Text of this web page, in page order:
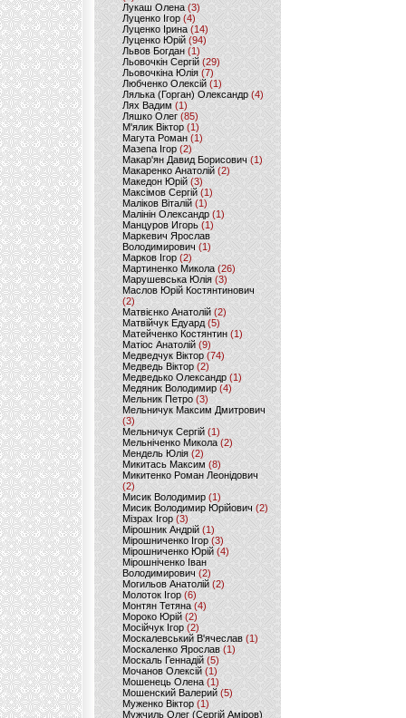
Лукаш Олена (3)
Луценко Ігор (4)
Луценко Ірина (14)
Луценко Юрій (94)
Львов Богдан (1)
Льовочкін Сергій (29)
Льовочкіна Юлія(7)
Любченко Олексій(1)
Лялька (Горган) Олександр(4)
Лях Вадим (1)
Ляшко Олег (85)
М'ялик Віктор(1)
Магута Роман(1)
Мазепа Ігор (2)
Макар'ян Давид Борисович(1)
Макаренко Анатолій (2)
Македон Юрій(3)
Максімов Сергій (1)
Маліков Віталій (1)
Малінін Олександр (1)
Манцуров Игорь (1)
Маркевич Ярослав
Володимирович (1)
Марков Ігор (2)
Мартиненко Микола (26)
Марушевська Юлія (3)
Маслов Юрій Костянтинович
(2)
Матвієнко Анатолій (2)
Матвійчук Едуард(5)
Матейченко Костянтин (1)
Матіос Анатолій (9)
Медведчук Віктор(74)
Медведь Віктор (2)
Медведько Олександр (1)
Медяник Володимир(4)
Мельник Петро (3)
Мельничук Максим Дмитрович
(3)
Мельничук Сергій (1)
Мельніченко Микола (2)
Мендель Юлія (2)
Микитась Максим (8)
Микитенко Роман Леонідович
(2)
Мисик Володимир (1)
Мисик Володимир Юрійович(2)
Мізрах Ігор(3)
Мірошник Андрій(1)
Мірошниченко Ігор (3)
Мірошниченко Юрій(4)
Мірошніченко Іван
Володимирович (2)
Могильов Анатолій (2)
Молоток Ігор (6)
Монтян Тетяна (4)
Мороко Юрій(2)
Мосійчук Ігор (2)
Москалевський В'ячеслав (1)
Москаленко Ярослав (1)
Москаль Геннадій (5)
Мочанов Олексій(1)
Мошенець Олена(1)
Мошенский Валерий (5)
Муженко Віктор (1)
Мужчиль Олег (Сергій Аміров)